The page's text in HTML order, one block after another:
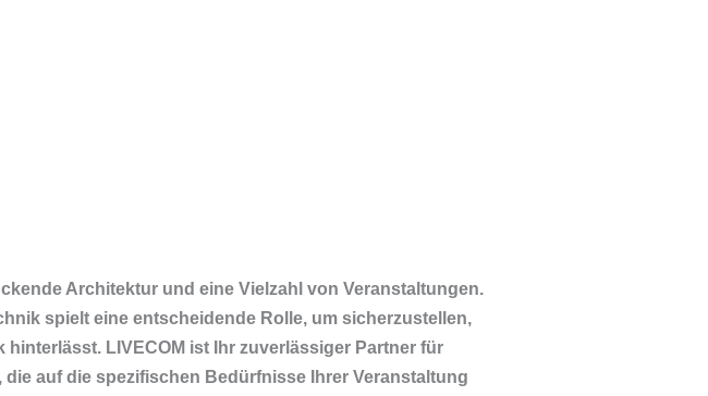
Architektur und eine Vielzahl von Veranstaltungen.
spielt eine entscheidende Rolle, um sicherzustellen,
LIVECOM ist Ihr zuverlässiger Partner für
auf die spezifischen Bedürfnisse Ihrer Veranstaltung